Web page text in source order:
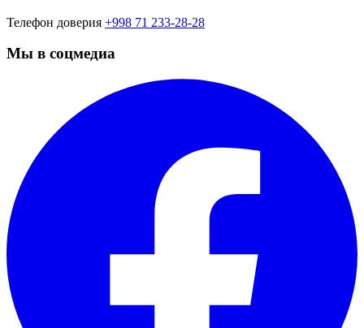
Телефон доверия +998 71 233-28-28
Мы в соцмедиа